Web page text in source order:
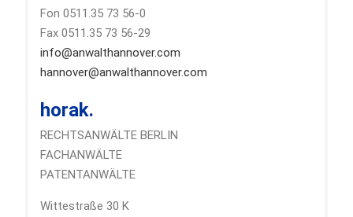
Fon 0511.35 73 56-0
Fax 0511.35 73 56-29
info@anwalthannover.com
hannover@anwalthannover.com
horak.
RECHTSANWÄLTE BERLIN
FACHANWÄLTE
PATENTANWÄLTE
Wittestraße 30 K